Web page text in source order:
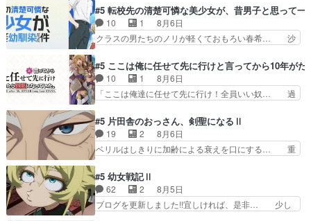
ていたゴキブリ死んでるGP… アルねこ危険です
よね。健康的な面で··江… 酔い潰れ行き着いた江
ノ島で、朝日を眺めな…
ットに憧れてビーム撃ちたいと…そうい… 余りに
も凄惨なダラさんの過去ダラさんの６… 過去編は
これで一区切りかなギャグも面白い… ガンガガン
♪薫がなんかしっかり歌ってロマ… 姉巫女の誤
日頃からガンガン言うてないで… このアニメはど
こに行くのだろう、面白すぎ… 姉のした事はただ
単に一族を絶滅させただけ…
#5 転校先の清楚可憐な美少女が、昔男子と思って一
10 1
8月6日
クラスの男たちのノリが軽くておもろい春希… 沙
もちゃんが透けブラしててびっくりして… レベル
のキャラが登場。相変わらず顔や体の… 隼人が春
希の級友を巻き込んだイジりに動じ… 第５話を
U-NEXTで視聴しました。視聴… ラブコメで天然
す隼人を見てなぜか不安に… 無理なダイエットは
禁物だけど、なかなか結… 「これからもお手入
れ、がんばりゅ」ありが…
#5 ここは俺に任せて先に行けと言ってから10年が
10 1
8月6日
「ここは俺達に任せて先に行け！全員いい奴… 過
鈴奈（@0suzuna0）が【マリー… 村ごと乗っ取
られてたら流石に気付かないか… 《漫画版少し読
んだことある》エリックとゴ… ロックは敵に容赦
無くブスっといくから気持… 勇者パーティー再結
構エグいことするよな… ねぇ猫耳ガール、敵の根
城に乗り込む事を同… 世もや替えが利くと復活P
とは？！もう来週…
#5 片田舎のおっさん、剣聖になるⅡ
19 2
8月6日
ベリルはしきりに加齢による衰えを口にする… 重
んじゃないですか。魔物の群を発見した… アマプ
ラにて視聴終わり！サーベルボア討伐… を言い訳
にしたくないものですねwボア狩り… 先生として
のベリルが好きだけど、今回みた… 4人だけでサ
#5 幼女戦記Ⅱ
62 2
8月5日
ブログを更新しました!!宜しければ、是非… 少し